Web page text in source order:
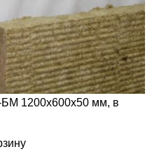
БМ 1200х600х50 мм, в